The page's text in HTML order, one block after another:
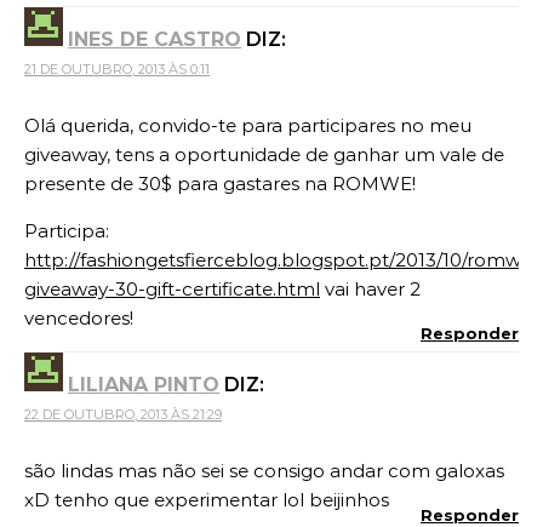
INES DE CASTRO DIZ:
21 DE OUTUBRO, 2013 ÀS 0:11
Olá querida, convido-te para participares no meu
giveaway, tens a oportunidade de ganhar um vale de
presente de 30$ para gastares na ROMWE!
Participa:
http://fashiongetsfierceblog.blogspot.pt/2013/10/romwe-
giveaway-30-gift-certificate.html vai haver 2
vencedores!
Responder
LILIANA PINTO DIZ:
22 DE OUTUBRO, 2013 ÀS 21:29
são lindas mas não sei se consigo andar com galoxas
xD tenho que experimentar lol beijinhos
Responder